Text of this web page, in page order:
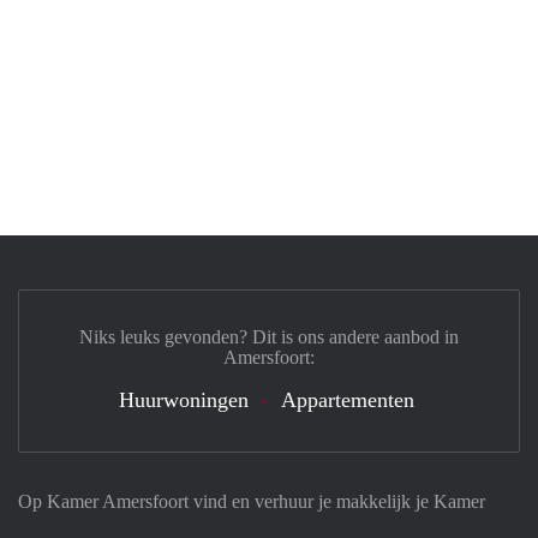
Op Kamer Amersfoort vind en verhuur je makkelijk je Kamer
Niks leuks gevonden? Dit is ons andere aanbod in
Amersfoort:
Huurwoningen Appartementen